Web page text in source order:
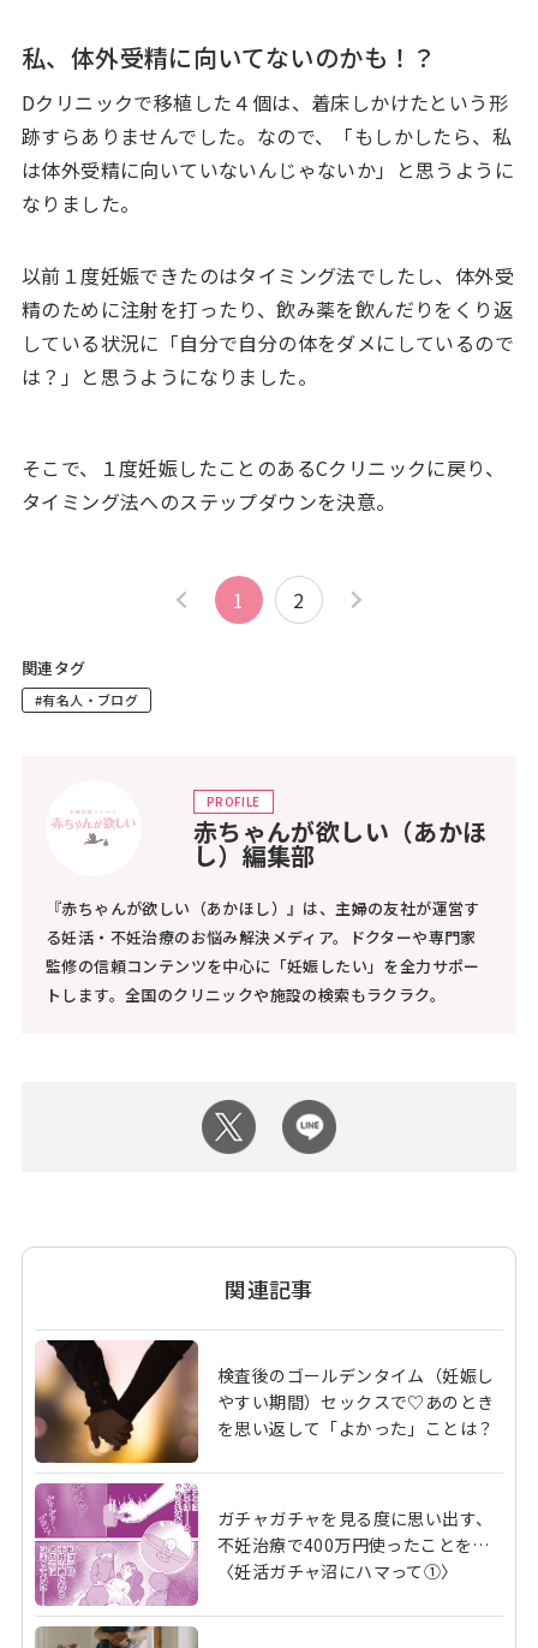
私、体外受精に向いてないのかも！？
Dクリニックで移植した４個は、着床しかけたという形
跡すらありませんでした。なので、「もしかしたら、私
は体外受精に向いていないんじゃないか」と思うように
なりました。
以前１度妊娠できたのはタイミング法でしたし、体外受
精のために注射を打ったり、飲み薬を飲んだりをくり返
している状況に「自分で自分の体をダメにしているので
は？」と思うようになりました。
そこで、１度妊娠したことのあるCクリニックに戻り、
タイミング法へのステップダウンを決意。
1 2
関連タグ
#有名人・ブログ
PROFILE
赤ちゃんが欲しい（あかほ
し）編集部
『赤ちゃんが欲しい（あかほし）』は、主婦の友社が運営す
る妊活・不妊治療のお悩み解決メディア。ドクターや専門家
監修の信頼コンテンツを中心に「妊娠したい」を全力サポー
トします。全国のクリニックや施設の検索もラクラク。
関連記事
検査後のゴールデンタイム（妊娠し
やすい期間）セックスで♡あのとき
を思い返して「よかった」ことは？
ガチャガチャを見る度に思い出す、
不妊治療で400万円使ったことを…
〈妊活ガチャ沼にハマって①〉